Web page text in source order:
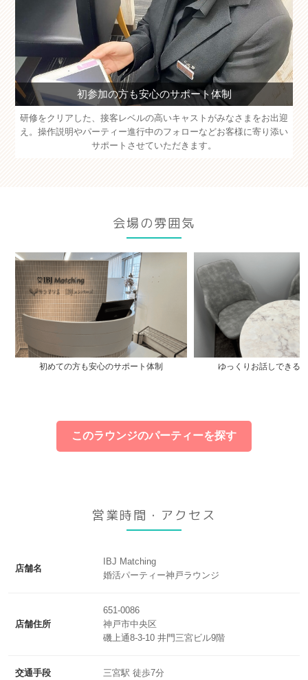
初参加の方も安心のサポート体制
研修をクリアした、接客レベルの高いキャストがみなさまをお出迎
え。操作説明やパーティー進行中のフォローなどお客様に寄り添い
サポートさせていただきます。
会場の雰囲気
初めての方も安心のサポート体制 ゆっくりお話しできる
このラウンジのパーティーを探す
営業時間・アクセス
店舗名
IBJ Matching
婚活パーティー神戸ラウンジ
店舗住所
651-0086
神戸市中央区
磯上通8-3-10 井門三宮ビル9階
交通手段 三宮駅 徒歩7分